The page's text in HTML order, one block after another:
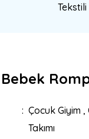
Çocuk Giyim ,
Takımı